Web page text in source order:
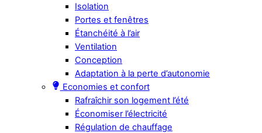
Isolation
Portes et fenêtres
Étanchéité à l’air
Ventilation
Conception
Adaptation à la perte d’autonomie
Economies et confort
Rafraîchir son logement l’été
Économiser l’électricité
Régulation de chauffage